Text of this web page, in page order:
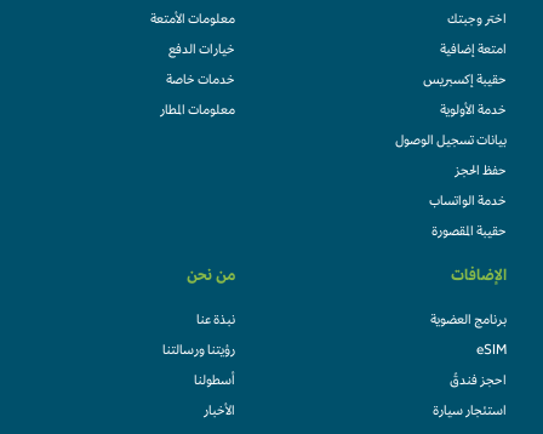
اختر وجبتك
امتعة إضافية
حقيبة إكسبريس
خدمة الأولوية
بيانات تسجيل الوصول
حفظ الحجز
خدمة الواتساب
حقيبة المقصورة
معلومات الأمتعة
خيارات الدفع
خدمات خاصة
معلومات المطار
الإضافات
برنامج العضوية
eSIM
احجز فندقً
استئجار سيارة
من نحن
نبذة عنا
رؤيتنا ورسالتنا
أسطولنا
الأخبار